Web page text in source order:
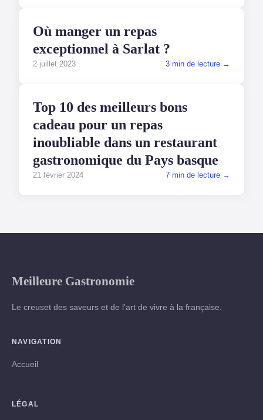
Où manger un repas
exceptionnel à Sarlat ?
2 juillet 2023 3 min de lecture →
Top 10 des meilleurs bons
cadeau pour un repas
inoubliable dans un restaurant
gastronomique du Pays basque
21 février 2024 7 min de lecture →
Meilleure Gastronomie
Le creuset des saveurs et de l'art de vivre à la française.
NAVIGATION
Accueil
LÉGAL